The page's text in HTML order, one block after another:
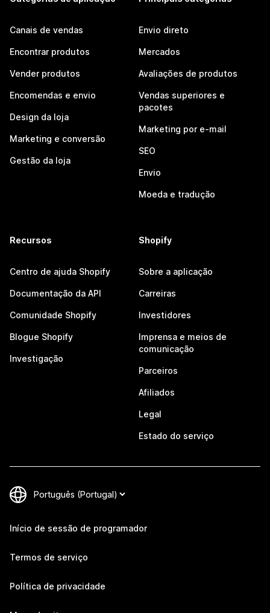
Canais de vendas
Encontrar produtos
Vender produtos
Encomendas e envio
Design da loja
Marketing e conversão
Gestão da loja
Envio direto
Mercados
Avaliações de produtos
Vendas superiores e
pacotes
Marketing por e-mail
SEO
Envio
Moeda e tradução
Recursos
Centro de ajuda Shopify
Documentação da API
Comunidade Shopify
Blogue Shopify
Investigação
Shopify
Sobre a aplicação
Carreiras
Investidores
Imprensa e meios de
comunicação
Parceiros
Afiliados
Legal
Estado do serviço
Início de sessão de programador
Termos de serviço
Política de privacidade